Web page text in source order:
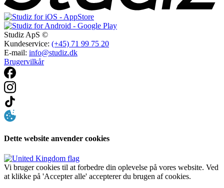
Studiz ApS ©
Kundeservice: (+45) 71 99 75 20
E-mail: info@studiz.dk
Brugervilkår
Dette website anvender cookies
Vi bruger cookies til at forbedre din oplevelse på vores website. Ved
at klikke på 'Accepter alle' accepterer du brugen af cookies.